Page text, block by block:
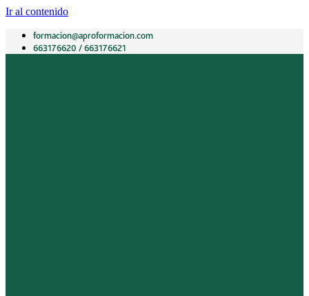
Ir al contenido
formacion@aproformacion.com
663176620 / 663176621